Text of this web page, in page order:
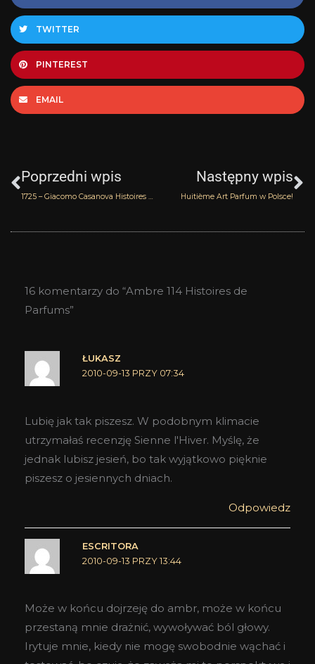
TWITTER
PINTEREST
EMAIL
Poprzedni wpis
1725 – Giacomo Casanova Histoires de Parfums
Następny wpis
Huitième Art Parfum w Polsce!
16 komentarzy do “Ambre 114 Histoires de
Parfums”
ŁUKASZ
2010-09-13 PRZY 07:34
Lubię jak tak piszesz. W podobnym klimacie
utrzymałaś recenzję Sienne l'Hiver. Myślę, że
jednak lubisz jesień, bo tak wyjątkowo pięknie
piszesz o jesiennych dniach.
Odpowiedz
ESCRITORA
2010-09-13 PRZY 13:44
Może w końcu dojrzeję do ambr, może w końcu
przestaną mnie drażnić, wywoływać ból głowy.
Irytuje mnie, kiedy nie mogę swobodnie wąchać i